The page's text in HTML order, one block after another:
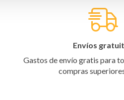
Envíos
Gastos de envío gratis para
compras